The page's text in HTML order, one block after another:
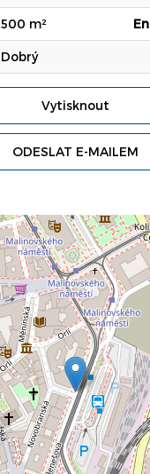
500 m²
Dobrý
Vytisknout
ODESLAT E-MAILEM